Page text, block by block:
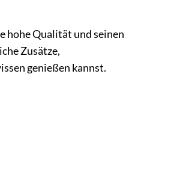
hohe Qualität und seinen
Zusätze,
genießen kannst.